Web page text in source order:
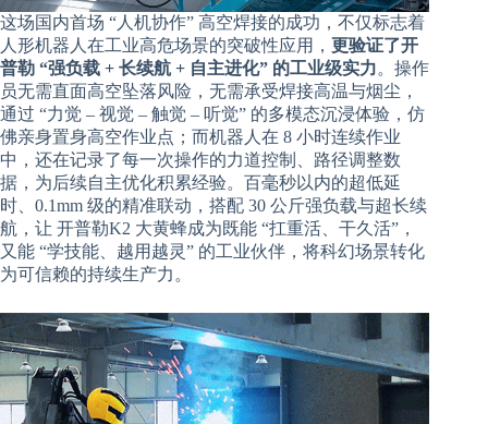
这场国内首场 “人机协作” 高空焊接的成功，不仅标志着
人形机器人在工业高危场景的突破性应用， 更验证了开
普勒 “强负载 + 长续航 + 自主进化” 的工业级实力。操作
员无需直面高空坠落风险，无需承受焊接高温与烟尘，
通过 “力觉 – 视觉 – 触觉 – 听觉” 的多模态沉浸体验，仿
佛亲身置身高空作业点；而机器人在 8 小时连续作业
中，还在记录了每一次操作的力道控制、路径调整数
据，为后续自主优化积累经验。百毫秒以内的超低延
时、0.1mm 级的精准联动，搭配 30 公斤强负载与超长续
航，让 开普勒K2 大黄蜂成为既能 “扛重活、干久活”，
又能 “学技能、越用越灵” 的工业伙伴，将科幻场景转化
为可信赖的持续生产力。